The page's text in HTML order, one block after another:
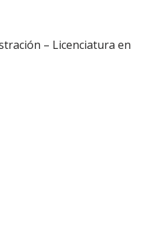
– Licenciatura en